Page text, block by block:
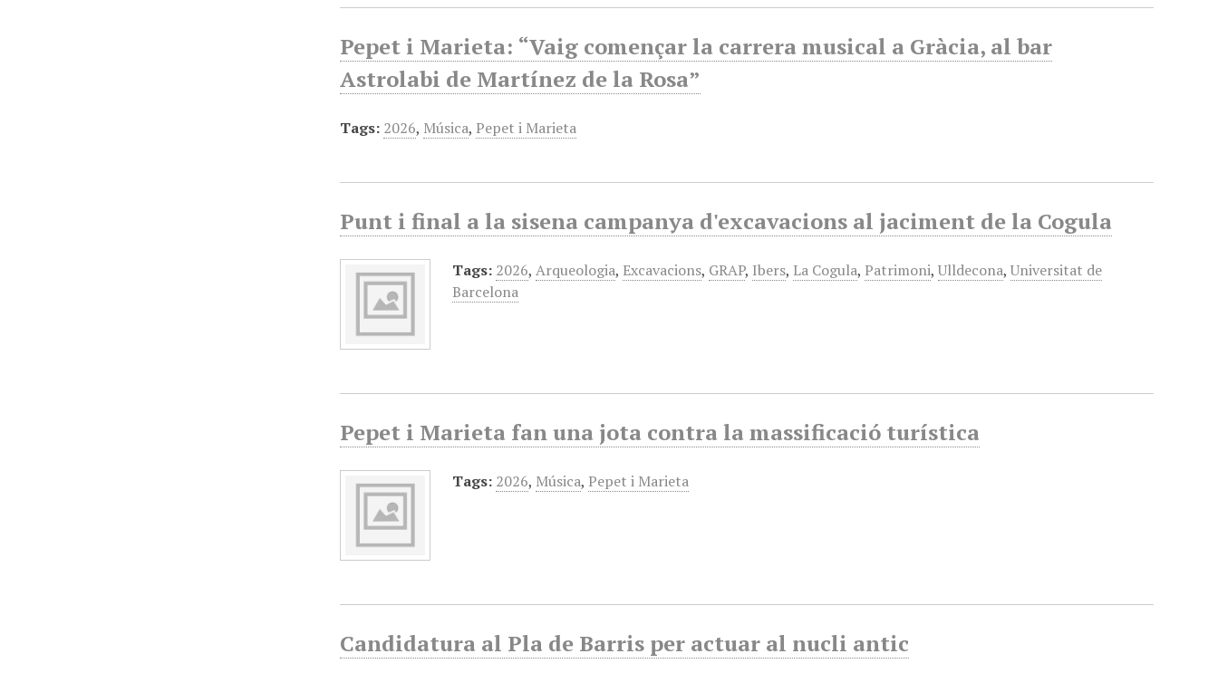
Pepet i Marieta: “Vaig començar la carrera musical a Gràcia, al bar
Astrolabi de Martínez de la Rosa”
Tags: 2026, Música, Pepet i Marieta
Punt i final a la sisena campanya d'excavacions al jaciment de la Cogula
Tags: 2026,Arqueologia, Excavacions, GRAP, Ibers, La Cogula, Patrimoni,Ulldecona,Universitat de
Barcelona
Pepet i Marieta fan una jota contra la massificació turística
Tags: 2026, Música, Pepet i Marieta
Candidatura al Pla de Barris per actuar al nucli antic